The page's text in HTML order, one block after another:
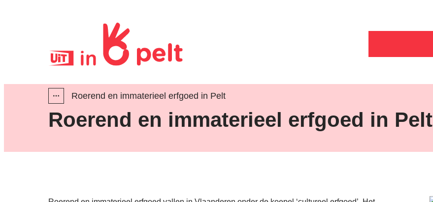
Toon alle broodkruimel items
Roerend en immaterieel erfgoed in Pelt
Roerend en immaterieel erfgoed in Pelt